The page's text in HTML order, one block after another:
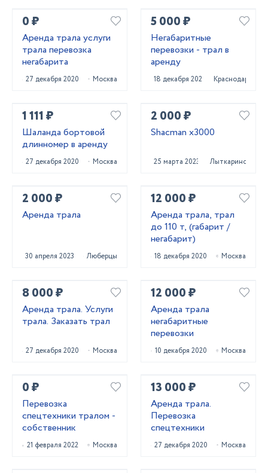
0 ₽
Аренда трала услуги
трала перевозка
негабарита
27 декабря 2020 Москва
5 000 ₽
Негабаритные
перевозки - трал в
аренду
18 декабря 2022 Краснодар
1 111 ₽
Шаланда бортовой
длинномер в аренду
27 декабря 2020 Москва
2 000 ₽
Shacman x3000
25 марта 2023 Лыткарино
2 000 ₽
Аренда трала
30 апреля 2023 Люберцы
12 000 ₽
Аренда трала, трал
до 110 т, (габарит /
негабарит)
18 декабря 2020 Москва
8 000 ₽
Аренда трала. Услуги
трала. Заказать трал
27 декабря 2020 Москва
12 000 ₽
Аренда трала
негабаритные
перевозки
10 декабря 2020 Москва
0 ₽
Перевозка
спецтехники тралом -
собственник
21 февраля 2022 Москва
13 000 ₽
Аренда трала.
Перевозка
спецтехники
27 декабря 2020 Москва